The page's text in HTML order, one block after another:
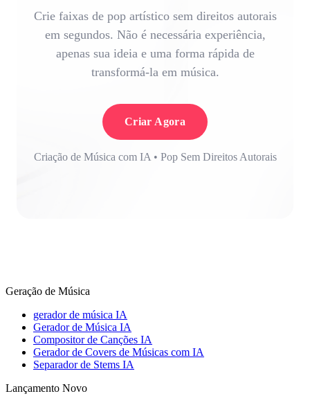
Crie faixas de pop artístico sem direitos autorais
em segundos. Não é necessária experiência,
apenas sua ideia e uma forma rápida de
transformá-la em música.
Criar Agora
Criação de Música com IA • Pop Sem Direitos Autorais
Geração de Música
gerador de música IA
Gerador de Música IA
Compositor de Canções IA
Gerador de Covers de Músicas com IA
Separador de Stems IA
Lançamento Novo